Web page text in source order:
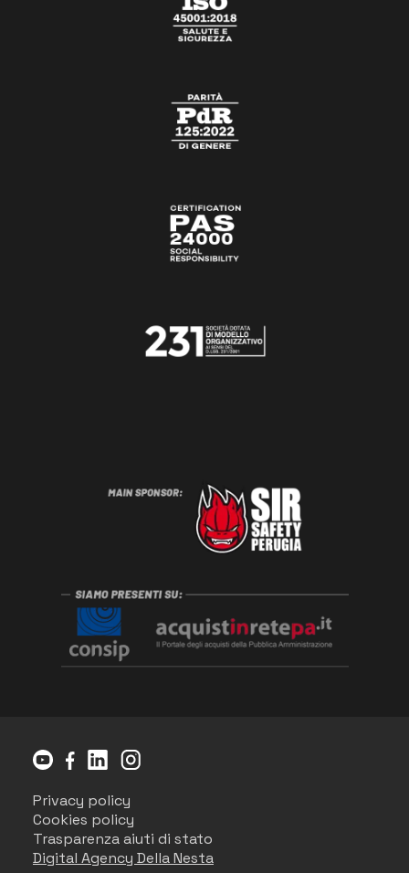
Privacy policy
Cookies policy
Trasparenza aiuti di stato
Digital Agency Della Nesta